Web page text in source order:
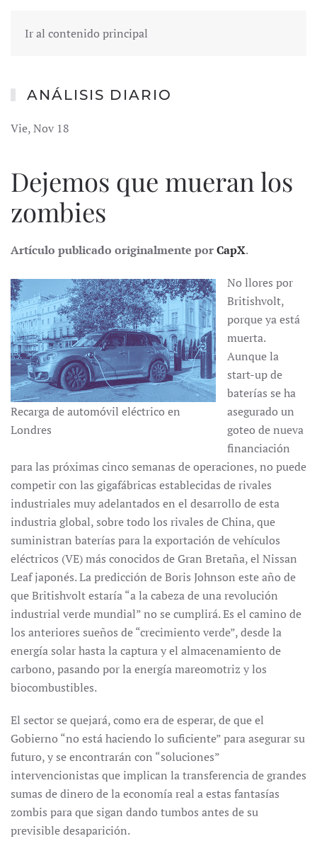
Ir al contenido principal
ANÁLISIS DIARIO
Vie, Nov 18
Dejemos que mueran los
zombies
Artículo publicado originalmente porCapX.
Recarga de automóvil eléctrico en
Londres
No llores por
Britishvolt,
porque ya está
muerta.
Aunque la
start-up de
baterías se ha
asegurado un
goteo de nueva
financiación
para las próximas cinco semanas de operaciones, no puede
competir con las gigafábricas establecidas de rivales
industriales muy adelantados en el desarrollo de esta
industria global, sobre todo los rivales de China, que
suministran baterías para la exportación de vehículos
eléctricos (VE) más conocidos de Gran Bretaña, el Nissan
Leaf japonés. La predicción de Boris Johnson este año de
que Britishvolt estaría “a la cabeza de una revolución
industrial verde mundial” no se cumplirá. Es el camino de
los anteriores sueños de “crecimiento verde”, desde la
energía solar hasta la captura y el almacenamiento de
carbono, pasando por la energía mareomotriz y los
biocombustibles.
El sector se quejará, como era de esperar, de que el
Gobierno “no está haciendo lo suficiente” para asegurar su
futuro, y se encontrarán con “soluciones”
intervencionistas que implican la transferencia de grandes
sumas de dinero de la economía real a estas fantasías
zombis para que sigan dando tumbos antes de su
previsible desaparición.